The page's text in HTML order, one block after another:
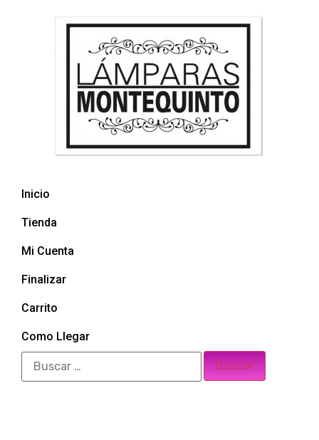
Inicio
Tienda
Mi Cuenta
Finalizar
Carrito
Como Llegar